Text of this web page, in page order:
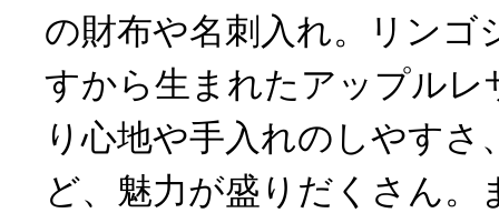
の財布や名刺入れ。リンゴ
すから生まれたアップルレ
り心地や手入れのしやすさ
ど、魅力が盛りだくさん。